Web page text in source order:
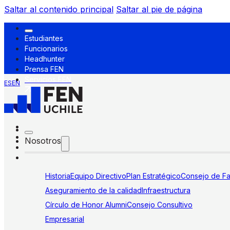
Saltar al contenido principal Saltar al pie de página
Estudiantes
Funcionarios
Headhunter
Prensa FEN
ESEN
Nosotros
HistoriaEquipo DirectivoPlan EstratégicoConsejo de
Aseguramiento de la calidadInfraestructura
Círculo de Honor AlumniConsejo Consultivo
Empresarial